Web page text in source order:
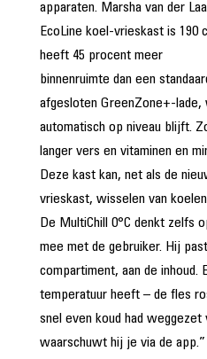
apparaten. Marsha van der
EcoLine koel-vrieskast is 190
heeft 45 procent meer
binnenruimte dan een
afgesloten GreenZone+-lade,
automatisch op niveau blijft.
langer vers en vitaminen en
Deze kast kan, net als de
vrieskast, wisselen van
De MultiChill 0°C denkt zelfs
mee met de gebruiker. Hij
compartiment, aan de inhoud.
temperatuur heeft – de fles
snel even koud had weggezet
waarschuwt hij je via de app.”